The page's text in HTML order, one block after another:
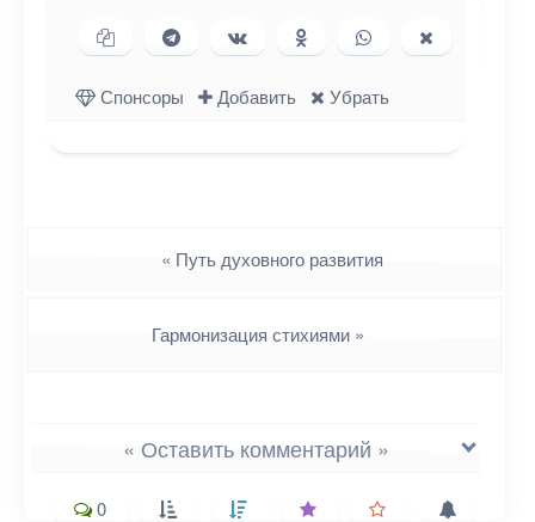
Копировать ссылку
Поделиться в Telegram
Поделиться ВКонтакте
Поделиться в
Одноклассниках
Поделиться в
WhatsApp
в X (Twitter)
Спонсоры
Добавить Убрать
« Путь духовного развития
Гармонизация стихиями »
« Оставить комментарий »
0